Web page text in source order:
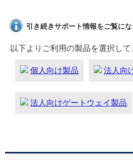
引き続きサポート情報をご覧にな
以下よりご利用の製品を選択し
個人向け製品 法人向
法人向けゲートウェイ製品